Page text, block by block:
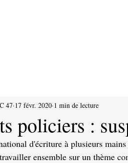
policiers :
47 17 févr. 2020 1 min de lecture
d'écriture à plusieurs
ensemble sur un thème